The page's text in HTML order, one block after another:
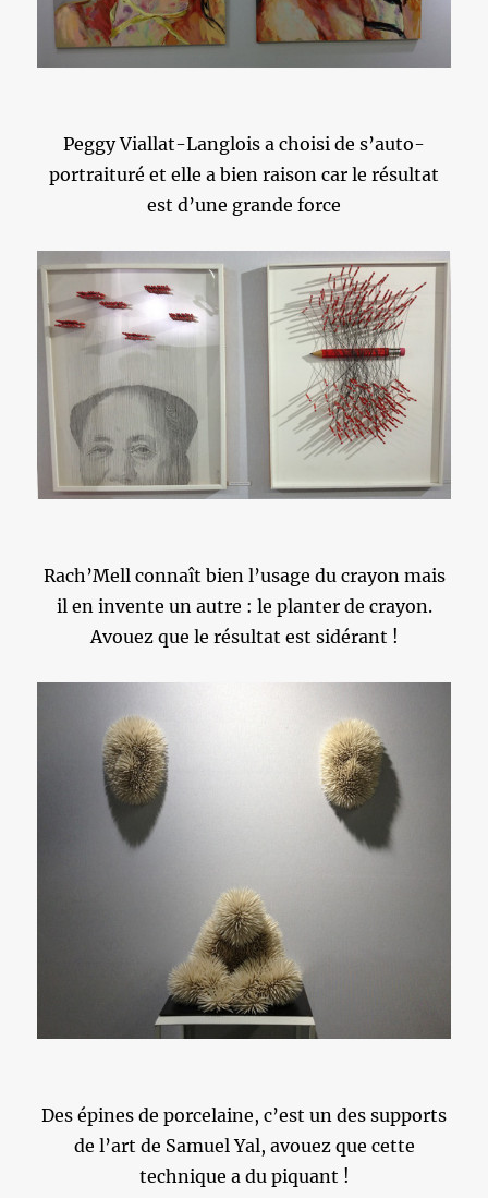
Peggy Viallat-Langlois a choisi de s’auto-
portraituré et elle a bien raison car le résultat
est d’une grande force
Rach’Mell connaît bien l’usage du crayon mais
il en invente un autre : le planter de crayon.
Avouez que le résultat est sidérant !
Des épines de porcelaine, c’est un des supports
de l’art de Samuel Yal, avouez que cette
technique a du piquant !